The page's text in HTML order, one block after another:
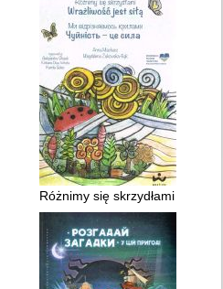
Różnimy się skrzydłami :